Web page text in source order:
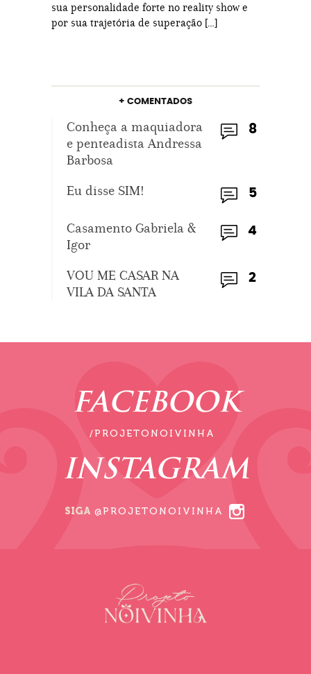
sua personalidade forte no reality show e
por sua trajetória de superação […]
+ COMENTADOS
8
Conheça a maquiadora
e penteadista Andressa
Barbosa
5
Eu disse SIM!
4
Casamento Gabriela &
Igor
2
VOU ME CASAR NA
VILA DA SANTA
FACEBOOK
/PROJETONOIVINHA
INSTAGRAM
SIGA @PROJETONOIVINHA